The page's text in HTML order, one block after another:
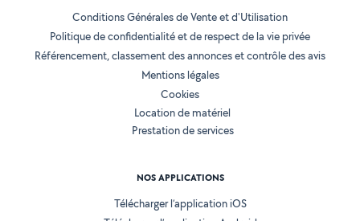
Conditions Générales de Vente et d'Utilisation
Politique de confidentialité et de respect de la vie privée
Référencement, classement des annonces et contrôle des avis
Mentions légales
Cookies
Location de matériel
Prestation de services
NOS APPLICATIONS
Télécharger l’application iOS